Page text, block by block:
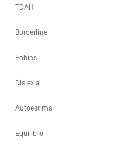
TDAH
Borderline
Fobias
Dislexia
Autoestima
Equilibro